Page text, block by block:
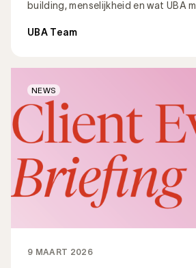
building, menselijkheid en wat UBA
UBA Team
9 MAART 2026
NEWS